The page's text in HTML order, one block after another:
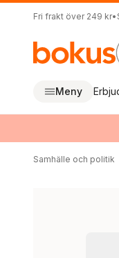
Fri frakt över 249 kr•
Meny
Samhälle och politik